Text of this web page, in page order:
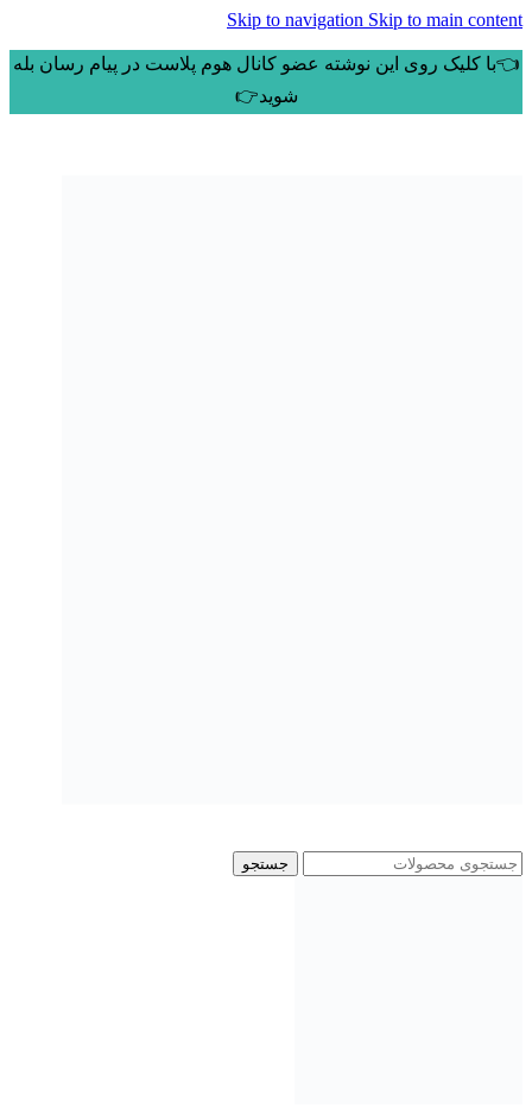
Skip to navigation Skip to main content
👈با کلیک روی این نوشته عضو کانال هوم پلاست در پیام رسان بله
شوید👉
جستجو